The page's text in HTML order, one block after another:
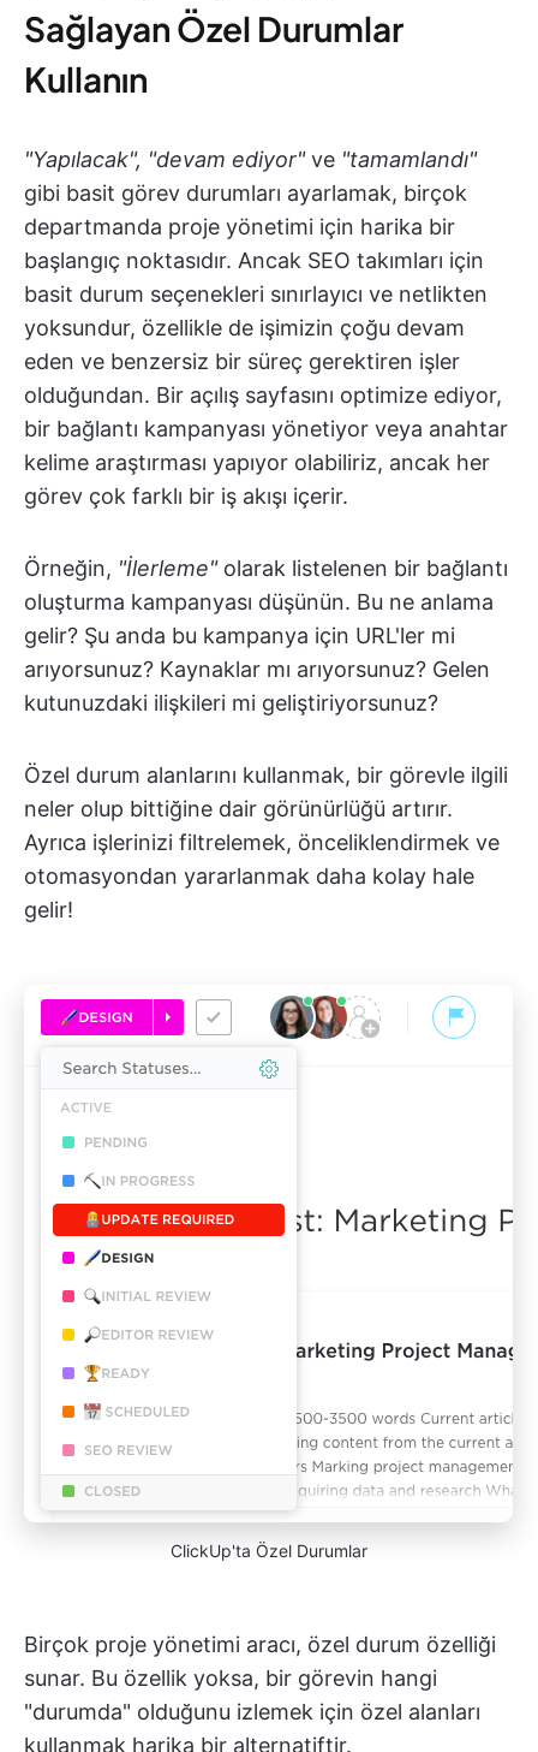
Sağlayan Özel Durumlar
Kullanın
"Yapılacak", "devam ediyor"ve "tamamlandı"
gibi basit görev durumları ayarlamak, birçok
departmanda proje yönetimi için harika bir
başlangıç noktasıdır. Ancak SEO takımları için
basit durum seçenekleri sınırlayıcı ve netlikten
yoksundur, özellikle de işimizin çoğu devam
eden ve benzersiz bir süreç gerektiren işler
olduğundan. Bir açılış sayfasını optimize ediyor,
bir bağlantı kampanyası yönetiyor veya anahtar
kelime araştırması yapıyor olabiliriz, ancak her
görev çok farklı bir iş akışı içerir.
Örneğin, "İlerleme"olarak listelenen bir bağlantı
oluşturma kampanyası düşünün. Bu ne anlama
gelir? Şu anda bu kampanya için URL'ler mi
arıyorsunuz? Kaynaklar mı arıyorsunuz? Gelen
kutunuzdaki ilişkileri mi geliştiriyorsunuz?
Özel durum alanlarını kullanmak, bir görevle ilgili
neler olup bittiğine dair görünürlüğü artırır.
Ayrıca işlerinizi filtrelemek, önceliklendirmek ve
otomasyondan yararlanmak daha kolay hale
gelir!
ClickUp'ta Özel Durumlar
Birçok proje yönetimi aracı, özel durum özelliği
sunar. Bu özellik yoksa, bir görevin hangi
"durumda" olduğunu izlemek için özel alanları
kullanmak harika bir alternatiftir.